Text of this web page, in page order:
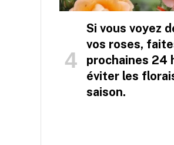
Si vous voyez
vos roses,
prochaines 24
éviter les
saison.